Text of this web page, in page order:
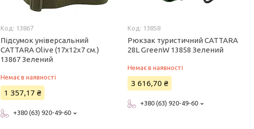
13867
Підсумок універсальний
CATTARA Olive (17x12x7 см.)
13867 Зелений
Немає в наявності
1 357,17 ₴
+380 (63) 920-49-60
13858
Рюкзак туристичний CATTARA
28L GreenW 13858 Зелений
Немає в наявності
3 616,70 ₴
+380 (63) 920-49-60